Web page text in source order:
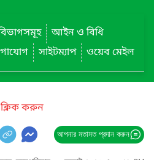
আইন ও বিধি
সাইটম্যাপ ওয়েব মেইল
করুন
আপনার মতামত প্রদান করুন